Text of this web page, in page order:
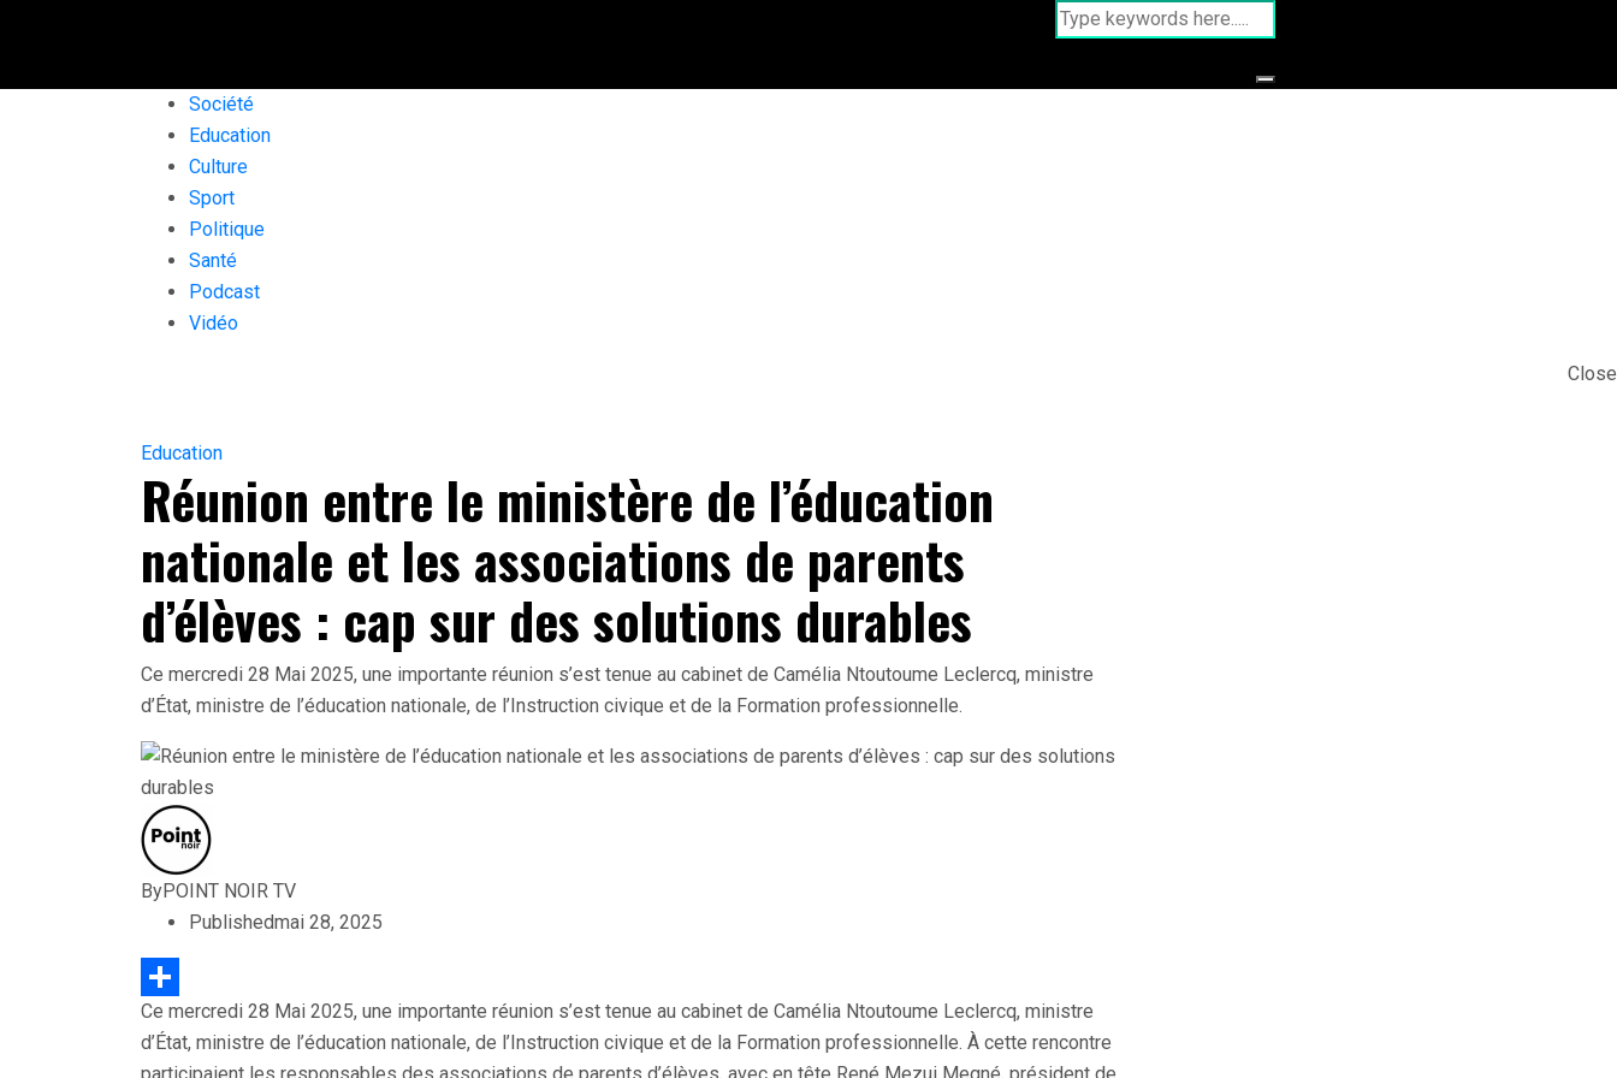
Société
Education
Culture
Sport
Politique
Santé
Podcast
Vidéo
Close
Education
Réunion entre le ministère de l’éducation
nationale et les associations de parents
d’élèves : cap sur des solutions durables
Ce mercredi 28 Mai 2025, une importante réunion s’est tenue au cabinet de Camélia Ntoutoume Leclercq, ministre
d’État, ministre de l’éducation nationale, de l’Instruction civique et de la Formation professionnelle.
ByPOINT NOIR TV
Publishedmai 28, 2025
Partager
Ce mercredi 28 Mai 2025, une importante réunion s’est tenue au cabinet de Camélia Ntoutoume Leclercq, ministre
d’État, ministre de l’éducation nationale, de l’Instruction civique et de la Formation professionnelle. À cette rencontre